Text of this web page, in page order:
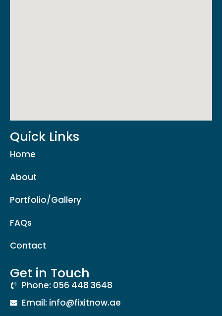
Quick Links
Home
About
Portfolio/Gallery
FAQs
Contact
Get in Touch
Phone: 056 448 3648
Email: info@fixitnow.ae